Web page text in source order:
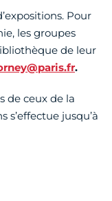
Pour
les groupes
de leur
.
de ceux de la
s’effectue jusqu’à